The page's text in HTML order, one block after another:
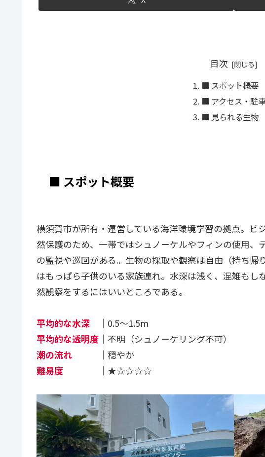
目次
■ スポット概要
■ アクセス・駐
■ 見られる生物
■ スポット概要
横須賀市が所有・運営している海洋環境学習の拠点。ビ
然保護のため、一帯ではシュノーケルやフィンの使用、
の監視や巡回がある。生物の採取や観察は自由（持ち帰
はもっぱら子供のいる家族連れ。水深は浅く、混雑もし
然観察をするにはいいところである。
平均的な水深 ｜0.5～1.5m
平均的な透明度 ｜不明（シュノーケリング不可）
潮の流れ ｜穏やか
難易度 ｜★☆☆☆☆